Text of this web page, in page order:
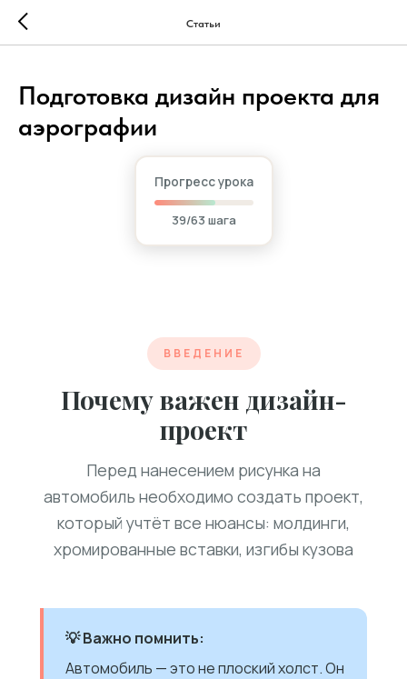
Статьи
Подготовка дизайн проекта для
аэрографии
Прогресс урока
39/63 шага
ВВЕДЕНИЕ
Почему важен дизайн-
проект
Перед нанесением рисунка на
автомобиль необходимо создать проект,
который учтёт все нюансы: молдинги,
хромированные вставки, изгибы кузова
💡 Важно помнить:
Автомобиль — это не плоский холст. Он